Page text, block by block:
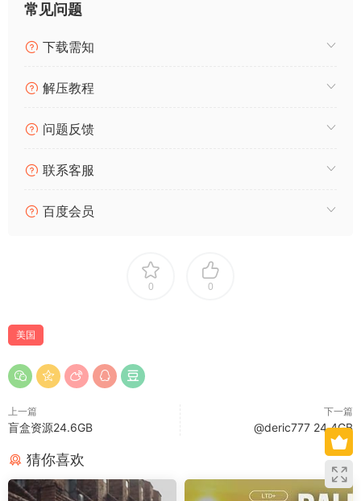
常见问题
下载需知
解压教程
问题反馈
联系客服
百度会员
0 0
美国
上一篇
盲盒资源24.6GB
下一篇
@deric777 24.4GB
猜你喜欢